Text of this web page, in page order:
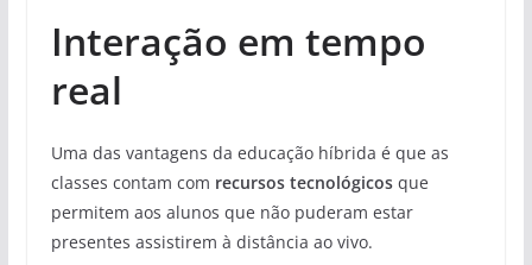
Interação em tempo
real
Uma das vantagens da educação híbrida é que as
classes contam com recursos tecnológicos que
permitem aos alunos que não puderam estar
presentes assistirem à distância ao vivo.